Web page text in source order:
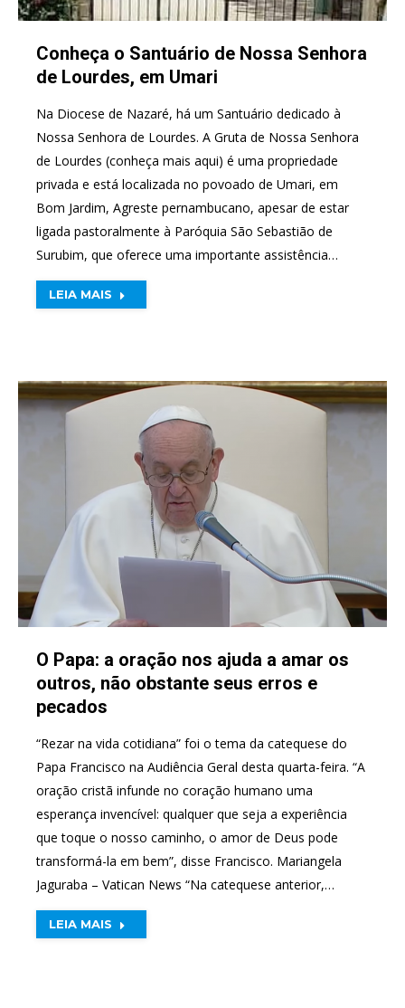
Conheça o Santuário de Nossa Senhora
de Lourdes, em Umari
Na Diocese de Nazaré, há um Santuário dedicado à
Nossa Senhora de Lourdes. A Gruta de Nossa Senhora
de Lourdes (conheça mais aqui) é uma propriedade
privada e está localizada no povoado de Umari, em
Bom Jardim, Agreste pernambucano, apesar de estar
ligada pastoralmente à Paróquia São Sebastião de
Surubim, que oferece uma importante assistência…
LEIA MAIS
O Papa: a oração nos ajuda a amar os
outros, não obstante seus erros e
pecados
“Rezar na vida cotidiana” foi o tema da catequese do
Papa Francisco na Audiência Geral desta quarta-feira. “A
oração cristã infunde no coração humano uma
esperança invencível: qualquer que seja a experiência
que toque o nosso caminho, o amor de Deus pode
transformá-la em bem”, disse Francisco. Mariangela
Jaguraba – Vatican News “Na catequese anterior,…
LEIA MAIS